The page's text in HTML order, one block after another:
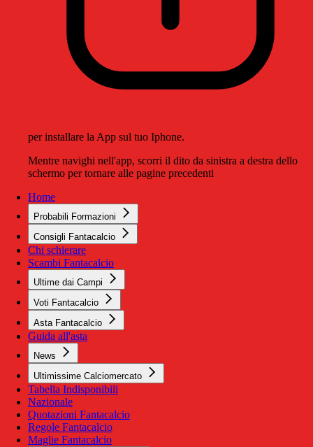
per installare la App sul tuo Iphone.
Mentre navighi nell'app, scorri il dito da sinistra a destra dello
schermo per tornare alle pagine precedenti
Home
Probabili Formazioni
Consigli Fantacalcio
Chi schierare
Scambi Fantacalcio
Ultime dai Campi
Voti Fantacalcio
Asta Fantacalcio
Guida all'asta
News
Ultimissime Calciomercato
Tabella Indisponibili
Nazionale
Quotazioni Fantacalcio
Regole Fantacalcio
Maglie Fantacalcio